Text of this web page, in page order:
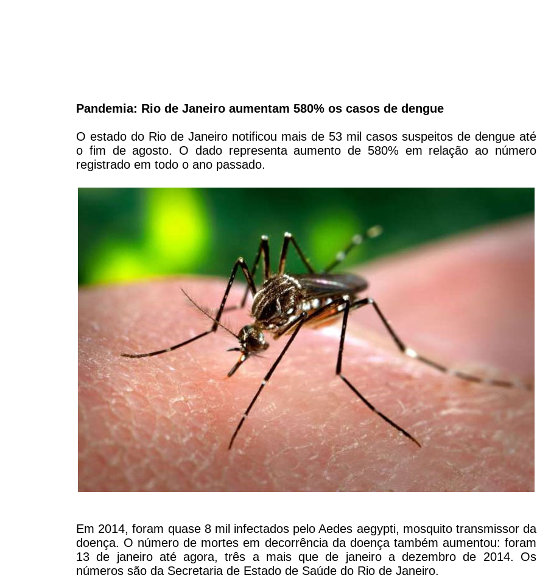
Pandemia: Rio de Janeiro aumentam 580% os casos de dengue
O estado do Rio de Janeiro notificou mais de 53 mil casos suspeitos de dengue até
o fim de agosto. O dado representa aumento de 580% em relação ao número
registrado em todo o ano passado.
Em 2014, foram quase 8 mil infectados pelo Aedes aegypti, mosquito transmissor da
doença. O número de mortes em decorrência da doença também aumentou: foram
13 de janeiro até agora, três a mais que de janeiro a dezembro de 2014. Os
números são da Secretaria de Estado de Saúde do Rio de Janeiro.